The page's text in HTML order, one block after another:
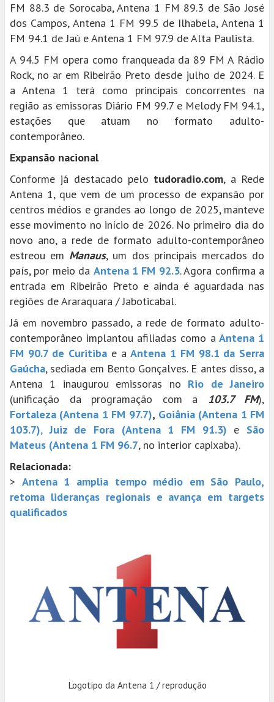
FM 88.3 de Sorocaba, Antena 1 FM 89.3 de São José
dos Campos, Antena 1 FM 99.5 de Ilhabela, Antena 1
FM 94.1 de Jaú e Antena 1 FM 97.9 de Alta Paulista.
A 94.5 FM opera como franqueada da 89 FM A Rádio
Rock, no ar em Ribeirão Preto desde julho de 2024. E
a Antena 1 terá como principais concorrentes na
região as emissoras Diário FM 99.7 e Melody FM 94.1,
estações que atuam no formato adulto-
contemporâneo.
Expansão nacional
Conforme já destacado pelo tudoradio.com, a Rede
Antena 1, que vem de um processo de expansão por
centros médios e grandes ao longo de 2025, manteve
esse movimento no início de 2026. No primeiro dia do
novo ano, a rede de formato adulto-contemporâneo
estreou em Manaus, um dos principais mercados do
país, por meio da Antena 1 FM 92.3. Agora confirma a
entrada em Ribeirão Preto e ainda é aguardada nas
regiões de Araraquara / Jaboticabal.
Já em novembro passado, a rede de formato adulto-
contemporâneo implantou afiliadas como a Antena 1
FM 90.7 de Curitiba e aAntena 1 FM 98.1 da Serra
Gaúcha, sediada em Bento Gonçalves. E antes disso, a
Antena 1 inaugurou emissoras no Rio de Janeiro
(unificação da programação com a
103.7 FM),
Fortaleza (Antena 1 FM 97.7), Goiânia (Antena 1 FM
103.7), Juiz de Fora (Antena 1 FM 91.3) e São
Mateus (Antena 1 FM 96.7, no interior capixaba).
Relacionada:
> Antena 1 amplia tempo médio em São Paulo,
retoma lideranças regionais e avança em targets
qualificados
Logotipo da Antena 1 / reprodução